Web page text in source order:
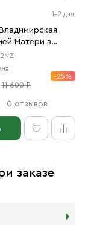
1-2 дня
Матери в
чернение,
11 600 ₽
-25%
0 отзывов
заказе